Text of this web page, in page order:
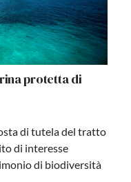
protetta di
di tutela del tratto
di interesse
di biodiversità